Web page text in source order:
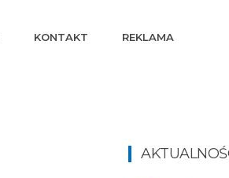
KONTAKT REKLAMA